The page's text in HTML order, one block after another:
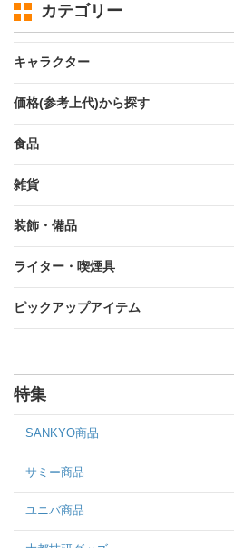
カテゴリー
キャラクター
価格(参考上代)から探す
食品
雑貨
装飾・備品
ライター・喫煙具
ピックアップアイテム
特集
SANKYO商品
サミー商品
ユニバ商品